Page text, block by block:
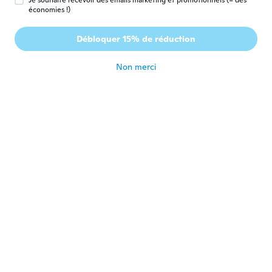
D Danya
Item was described as I recieved,
beautiful, thank you.
économies !)
Débloquer 15% de réduction
Non merci